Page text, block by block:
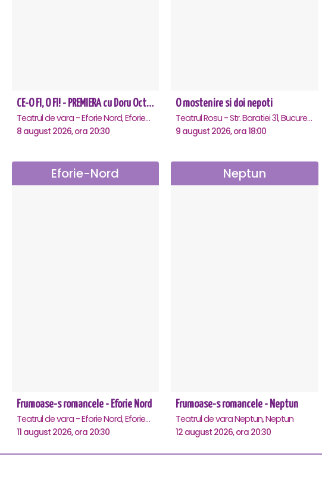
CE-O FI, O FI! - PREMIERA cu Doru Octavian Dumitru - Eforie Nord
Teatrul de vara - Eforie Nord, Eforie-Nord
8 august 2026, ora 20:30
O mostenire si doi nepoti
Teatrul Rosu - Str. Baratiei 31, Bucuresti
9 august 2026, ora 18:00
Eforie-Nord
Frumoase-s romancele - Eforie Nord
Teatrul de vara - Eforie Nord, Eforie-Nord
11 august 2026, ora 20:30
Neptun
Frumoase-s romancele - Neptun
Teatrul de vara Neptun, Neptun
12 august 2026, ora 20:30